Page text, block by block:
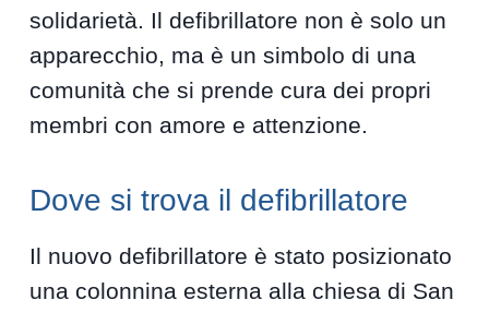
solidarietà. Il defibrillatore non è solo un
apparecchio, ma è un simbolo di una
comunità che si prende cura dei propri
membri con amore e attenzione.
Dove si trova il defibrillatore
Il nuovo defibrillatore è stato posizionato
una colonnina esterna alla chiesa di San